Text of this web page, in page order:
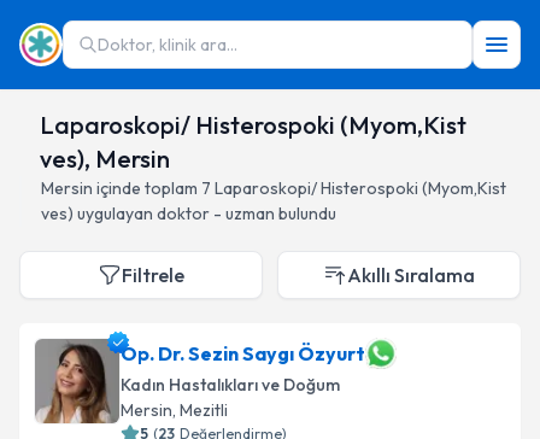
Doktor, klinik ara...
Laparoskopi/ Histerospoki (Myom,Kist
ves), Mersin
Mersin içinde toplam 7 Laparoskopi/ Histerospoki (Myom,Kist
ves) uygulayan doktor - uzman bulundu
Filtrele Akıllı Sıralama
Op. Dr. Sezin Saygı Özyurt
Kadın Hastalıkları ve Doğum
Mersin, Mezitli
5 (23 Değerlendirme)